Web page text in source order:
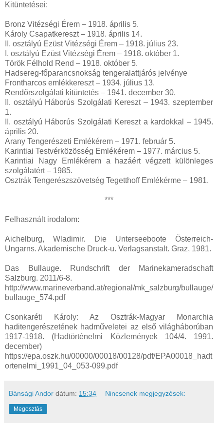
Kitüntetései:
Bronz Vitézségi Érem – 1918. április 5.
Károly Csapatkereszt – 1918. április 14.
II. osztályú Ezüst Vitézségi Érem – 1918. július 23.
I. osztályú Ezüst Vitézségi Érem – 1918. október 1.
Török Félhold Rend – 1918. október 5.
Hadsereg-főparancsnokság tengeralattjárós jelvénye
Frontharcos emlékkereszt – 1934. július 13.
Rendőrszolgálati kitüntetés – 1941. december 30.
II. osztályú Háborús Szolgálati Kereszt – 1943. szeptember
1.
II. osztályú Háborús Szolgálati Kereszt a kardokkal – 1945.
április 20.
Arany Tengerészeti Emlékérem – 1971. február 5.
Karintiai Testvérközösség Emlékérem – 1977. március 5.
Karintiai Nagy Emlékérem a hazáért végzett különleges
szolgálatért – 1985.
Osztrák Tengerészszövetség Tegetthoff Emlékérme – 1981.
***
Felhasznált irodalom:
Aichelburg, Wladimir. Die Unterseeboote Österreich-
Ungarns. Akademische Druck-u. Verlagsanstalt. Graz, 1981.
Das Bullauge. Rundschrift der Marinekameradschaft
Salzburg. 2011/6-8.
http://www.marineverband.at/regional/mk_salzburg/bullauge/
bullauge_574.pdf
Csonkaréti Károly: Az Osztrák-Magyar Monarchia
haditengerészetének hadműveletei az első világháborúban
1917-1918. (Hadtörténelmi Közlemények 104/4. 1991.
december)
https://epa.oszk.hu/00000/00018/00128/pdf/EPA00018_hadt
ortenelmi_1991_04_053-099.pdf
Bánsági Andor dátum: 15:34 Nincsenek megjegyzések:
Megosztás